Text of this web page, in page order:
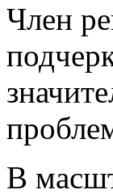
Член
В